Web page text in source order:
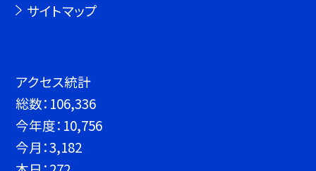
サイトマップ
アクセス統計
総数： 106,336
今年度： 10,756
今月：3,182